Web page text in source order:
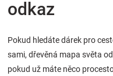
odkaz
Pokud hledáte dárek pro
sami, dřevěná mapa světa
pokud už máte něco